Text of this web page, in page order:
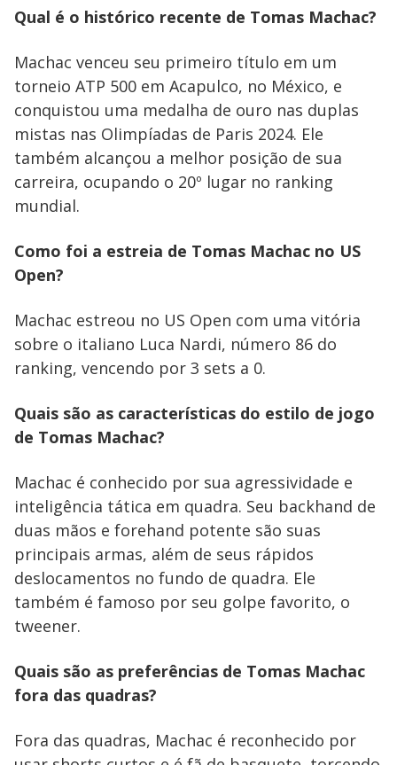
i
d
e
o
Qual é o histórico recente de Tomas Machac?
Machac venceu seu primeiro título em um
torneio ATP 500 em Acapulco, no México, e
conquistou uma medalha de ouro nas duplas
mistas nas Olimpíadas de Paris 2024. Ele
também alcançou a melhor posição de sua
carreira, ocupando o 20º lugar no ranking
mundial.
Como foi a estreia de Tomas Machac no US
Open?
Machac estreou no US Open com uma vitória
sobre o italiano Luca Nardi, número 86 do
ranking, vencendo por 3 sets a 0.
Quais são as características do estilo de jogo
de Tomas Machac?
Machac é conhecido por sua agressividade e
inteligência tática em quadra. Seu backhand de
duas mãos e forehand potente são suas
principais armas, além de seus rápidos
deslocamentos no fundo de quadra. Ele
também é famoso por seu golpe favorito, o
tweener.
Quais são as preferências de Tomas Machac
fora das quadras?
Fora das quadras, Machac é reconhecido por